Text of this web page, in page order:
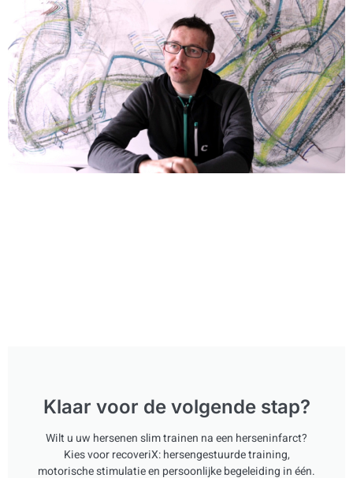
Klaar voor de volgende stap?
Wilt u uw hersenen slim trainen na een herseninfarct?
Kies voor recoveriX: hersengestuurde training,
motorische stimulatie en persoonlijke begeleiding in één.